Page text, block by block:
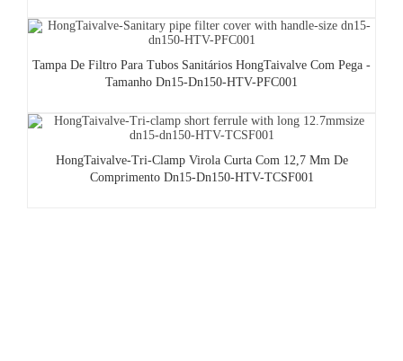
Tampa De Filtro Para Tubos Sanitários HongTaivalve Com Pega -
Tamanho Dn15-Dn150-HTV-PFC001
HongTaivalve-Tri-Clamp Virola Curta Com 12,7 Mm De
Comprimento Dn15-Dn150-HTV-TCSF001